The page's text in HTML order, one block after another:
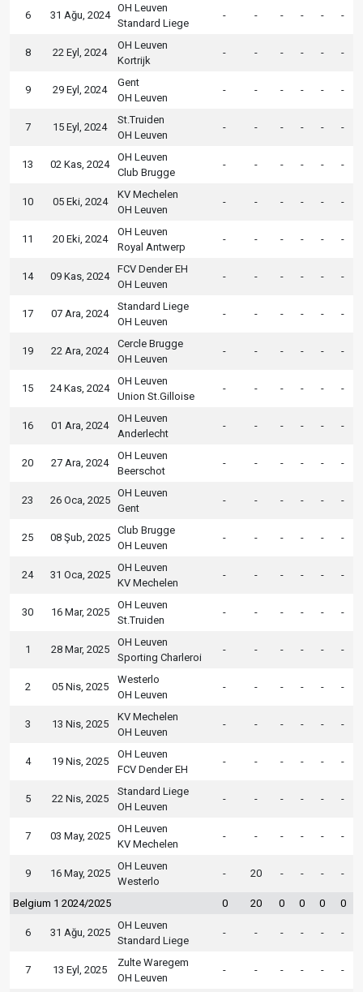
6 31 Ağu, 2024
OH Leuven
Standard Liege
- - - - - -
8 22 Eyl, 2024
OH Leuven
Kortrijk
- - - - - -
9 29 Eyl, 2024
Gent
OH Leuven
- - - - - -
7 15 Eyl, 2024
St.Truiden
OH Leuven
- - - - - -
13 02 Kas, 2024
OH Leuven
Club Brugge
- - - - - -
10 05 Eki, 2024
KV Mechelen
OH Leuven
- - - - - -
11 20 Eki, 2024
OH Leuven
Royal Antwerp
- - - - - -
14 09 Kas, 2024
FCV Dender EH
OH Leuven
- - - - - -
17 07 Ara, 2024
Standard Liege
OH Leuven
- - - - - -
19 22 Ara, 2024
Cercle Brugge
OH Leuven
- - - - - -
15 24 Kas, 2024
OH Leuven
Union St.Gilloise
- - - - - -
16 01 Ara, 2024
OH Leuven
Anderlecht
- - - - - -
20 27 Ara, 2024
OH Leuven
Beerschot
- - - - - -
23 26 Oca, 2025
OH Leuven
Gent
- - - - - -
25 08 Şub, 2025
Club Brugge
OH Leuven
- - - - - -
24 31 Oca, 2025
OH Leuven
KV Mechelen
- - - - - -
30 16 Mar, 2025
OH Leuven
St.Truiden
- - - - - -
1 28 Mar, 2025
OH Leuven
Sporting Charleroi
- - - - - -
2 05 Nis, 2025
Westerlo
OH Leuven
- - - - - -
3 13 Nis, 2025
KV Mechelen
OH Leuven
- - - - - -
4 19 Nis, 2025
OH Leuven
FCV Dender EH
- - - - - -
5 22 Nis, 2025
Standard Liege
OH Leuven
- - - - - -
7 03 May, 2025
OH Leuven
KV Mechelen
- - - - - -
9 16 May, 2025
OH Leuven
Westerlo
- 20 - - - -
Belgium 1 2024/2025 0 20 0 0 0 0
6 31 Ağu, 2025
OH Leuven
Standard Liege
- - - - - -
7 13 Eyl, 2025
Zulte Waregem
OH Leuven
- - - - - -